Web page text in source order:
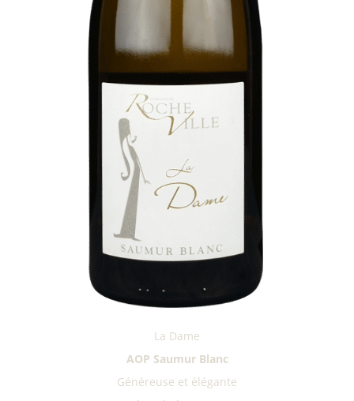
La Dame
AOP Saumur Blanc
Généreuse et élégante